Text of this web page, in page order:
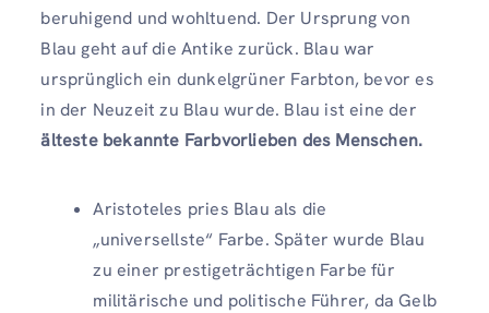
beruhigend und wohltuend. Der Ursprung von
Blau geht auf die Antike zurück. Blau war
ursprünglich ein dunkelgrüner Farbton, bevor es
in der Neuzeit zu Blau wurde. Blau ist eine der
älteste bekannte Farbvorlieben des Menschen.
Aristoteles pries Blau als die
„universellste“ Farbe. Später wurde Blau
zu einer prestigeträchtigen Farbe für
militärische und politische Führer, da Gelb